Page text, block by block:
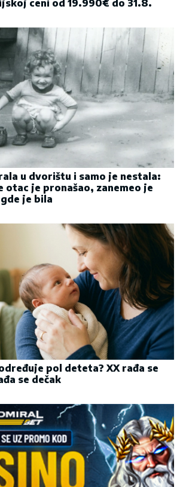
ceni od 19.990€ do 31.8.
u dvorištu i samo je nestala:
otac je pronašao, zanemeo je
je bila
pol deteta? XX rađa se
se dečak